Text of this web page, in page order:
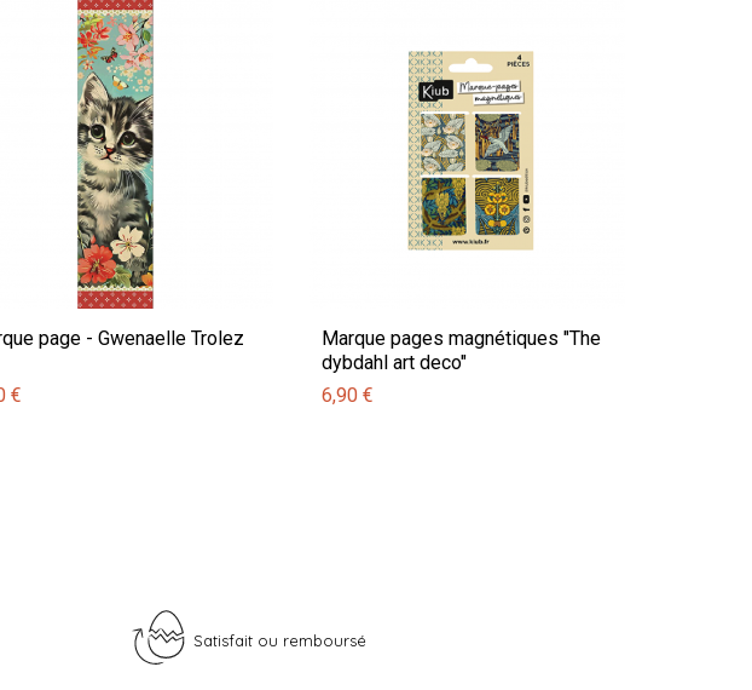
page - Gwenaelle Trolez
€
Marque pages magnétiques "The
dybdahl art deco"
6,90 €
Satisfait ou remboursé